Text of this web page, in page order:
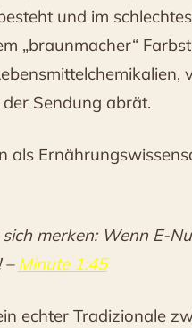
und im
„braunmacher“
Sendung abrät.
als
merken: Wenn E-
–Minute 1:45
echter Tradizionale